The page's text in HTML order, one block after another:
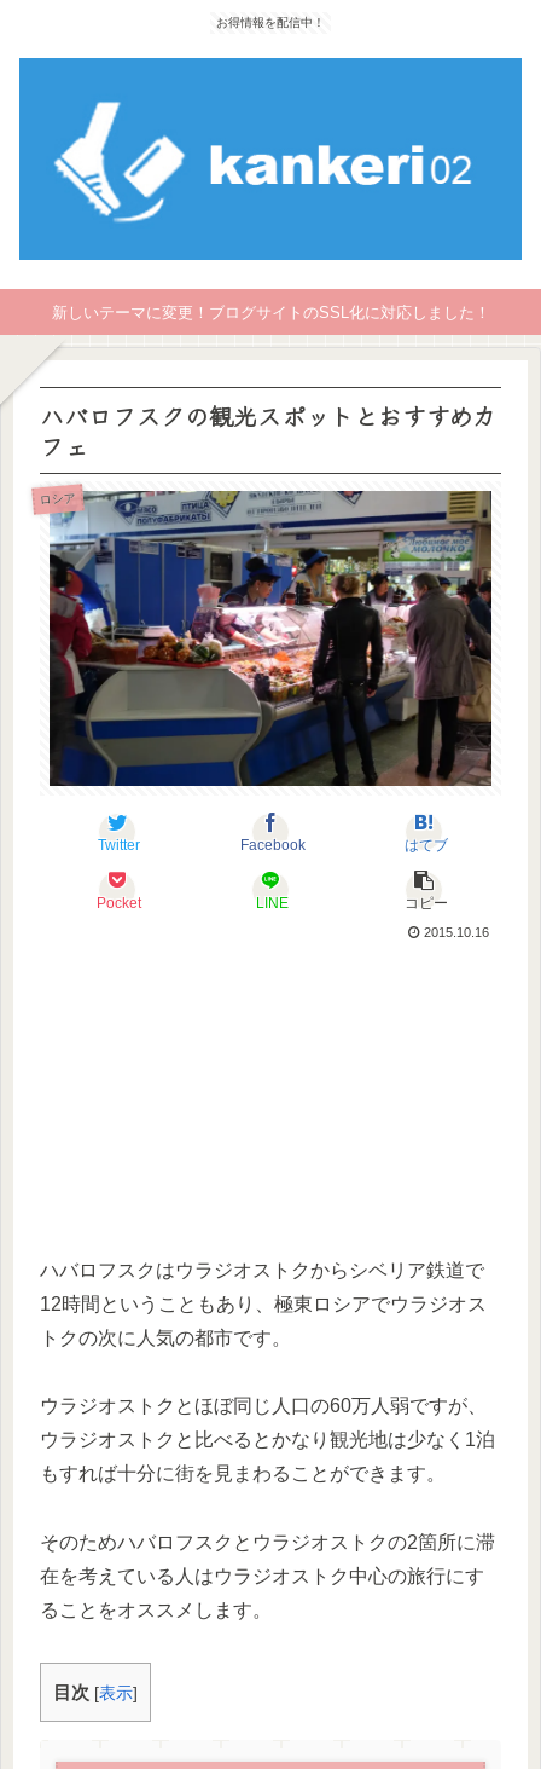
お得情報を配信中！
新しいテーマに変更！ブログサイトのSSL化に対応しました！
ハバロフスクの観光スポットとおすすめカ
フェ
ロシア
Twitter Facebook はてブ
Pocket LINE コピー
2015.10.16
ハバロフスクはウラジオストクからシベリア鉄道で
12時間ということもあり、極東ロシアでウラジオス
トクの次に人気の都市です。
ウラジオストクとほぼ同じ人口の60万人弱ですが、
ウラジオストクと比べるとかなり観光地は少なく1泊
もすれば十分に街を見まわることができます。
そのためハバロフスクとウラジオストクの2箇所に滞
在を考えている人はウラジオストク中心の旅行にす
ることをオススメします。
目次 [表示]